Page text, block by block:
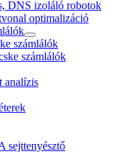
DNS izoláló robotok
optimalizáció
számlálók
számlálók
analízis
sejttenyésztő